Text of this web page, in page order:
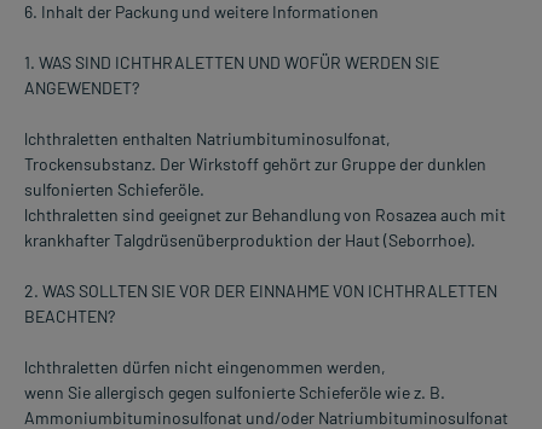
6. Inhalt der Packung und weitere Informationen
1. WAS SIND ICHTHRALETTEN UND WOFÜR WERDEN SIE
ANGEWENDET?
lchthraletten enthalten Natriumbituminosulfonat,
Trockensubstanz. Der Wirkstoff gehört zur Gruppe der dunklen
sulfonierten Schieferöle.
lchthraletten sind geeignet zur Behandlung von Rosazea auch mit
krankhafter Talgdrüsenüberproduktion der Haut (Seborrhoe).
2. WAS SOLLTEN SIE VOR DER EINNAHME VON ICHTHRALETTEN
BEACHTEN?
lchthraletten dürfen nicht eingenommen werden,
wenn Sie allergisch gegen sulfonierte Schieferöle wie z. B.
Ammoniumbituminosulfonat und/oder Natriumbituminosulfonat